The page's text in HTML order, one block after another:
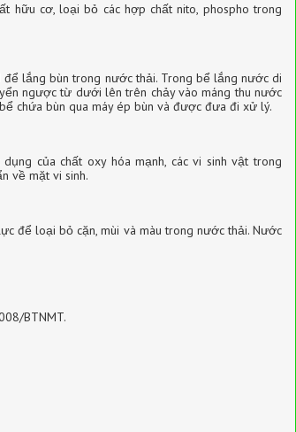
hữu cơ, loại bỏ các hợp chất nito, phospho trong
lắng bùn trong nước thải. Trong bể lắng nước di
ngược từ dưới lên trên chảy vào máng thu nước
chứa bùn qua máy ép bùn và được đưa đi xử lý.
của chất oxy hóa mạnh, các vi sinh vật trong
về mặt vi sinh.
để loại bỏ cặn, mùi và màu trong nước thải. Nước
BTNMT.